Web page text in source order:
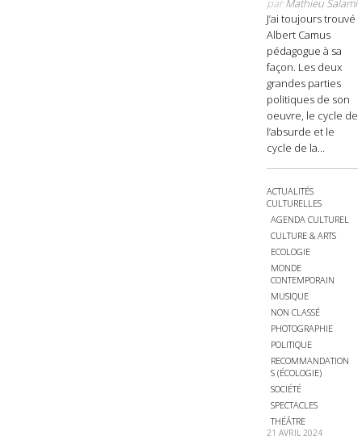
parMathieu Salami
J’ai toujours trouvé
Albert Camus
pédagogue à sa
façon. Les deux
grandes parties
politiques de son
oeuvre, le cycle de
l’absurde et le
cycle de la...
ACTUALITÉS
CULTURELLES
AGENDA CULTUREL
CULTURE & ARTS
ECOLOGIE
MONDE
CONTEMPORAIN
MUSIQUE
NON CLASSÉ
PHOTOGRAPHIE
POLITIQUE
RECOMMANDATION
S (ÉCOLOGIE)
SOCIÉTÉ
SPECTACLES
THÉÂTRE
21 AVRIL 2024